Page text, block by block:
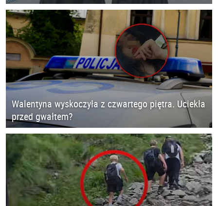
Walentyna wyskoczyła z czwartego piętra. Uciekła
przed gwałtem?